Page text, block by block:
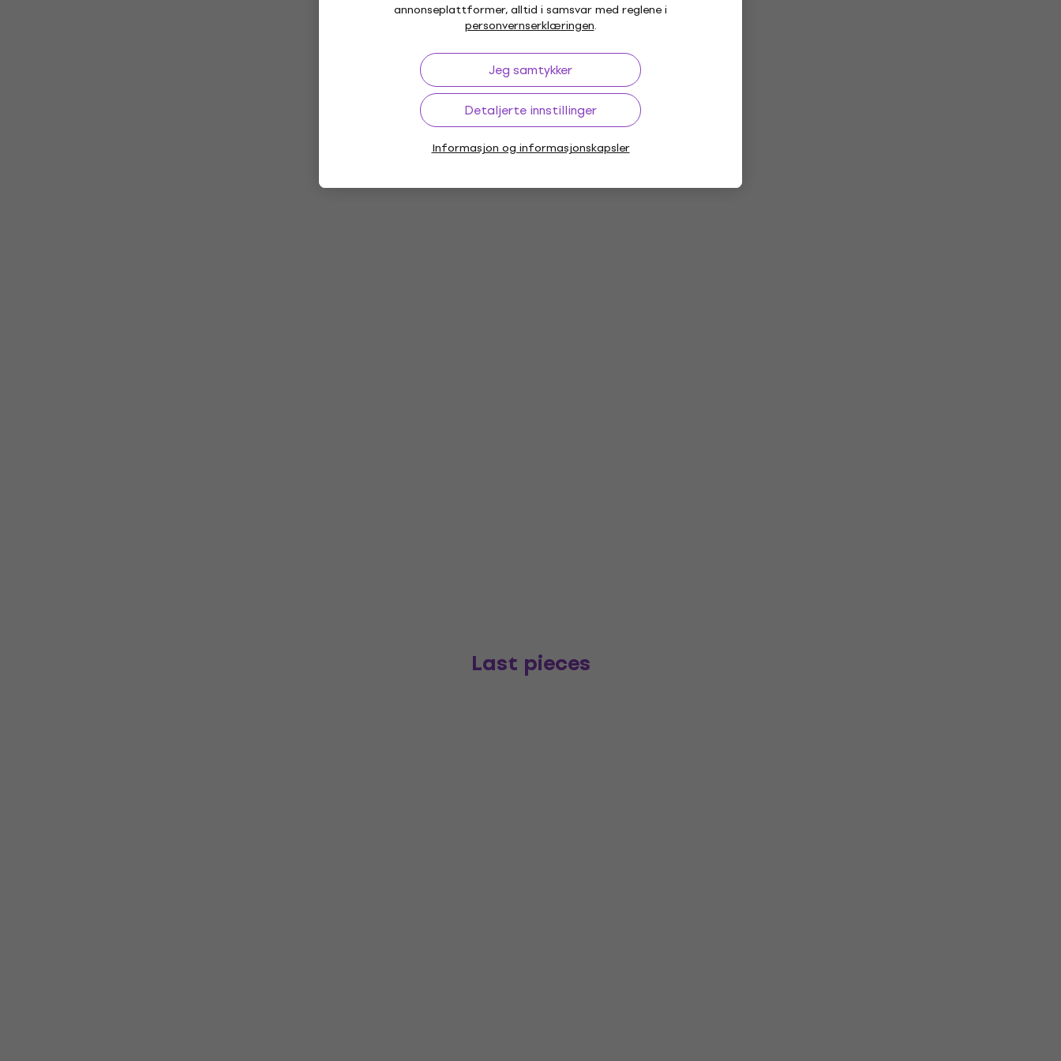
annonseplattformer, alltid i samsvar med reglene i
personvernserklæringen.
Jeg samtykker
Detaljerte innstillinger
Informasjon og informasjonskapsler
Most favourite
Last pieces